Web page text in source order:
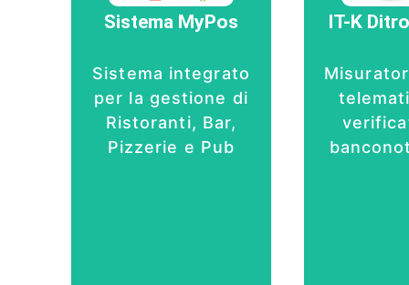
Sistema MyPos
Sistema integrato
per la gestione di
Ristoranti, Bar,
Pizzerie e Pub
Fiscale Epson
Collegamento
Entrate
Offerta
IT-K